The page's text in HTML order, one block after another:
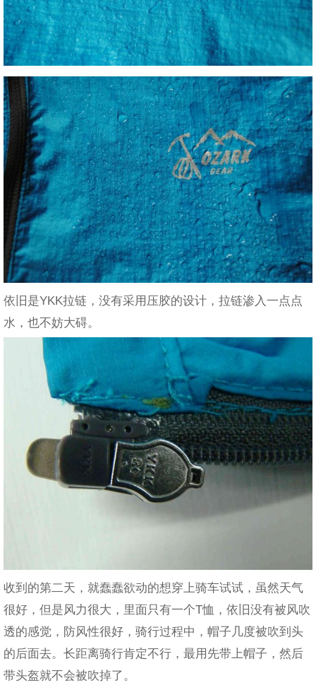
依旧是YKK拉链，没有采用压胶的设计，拉链渗入一点点
水，也不妨大碍。
收到的第二天，就蠢蠢欲动的想穿上骑车试试，虽然天气
很好，但是风力很大，里面只有一个T恤，依旧没有被风吹
透的感觉，防风性很好，骑行过程中，帽子几度被吹到头
的后面去。长距离骑行肯定不行，最用先带上帽子，然后
带头盔就不会被吹掉了。